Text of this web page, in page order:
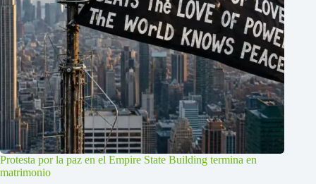
Protesta por la paz en el Empire State Building termina en
matrimonio